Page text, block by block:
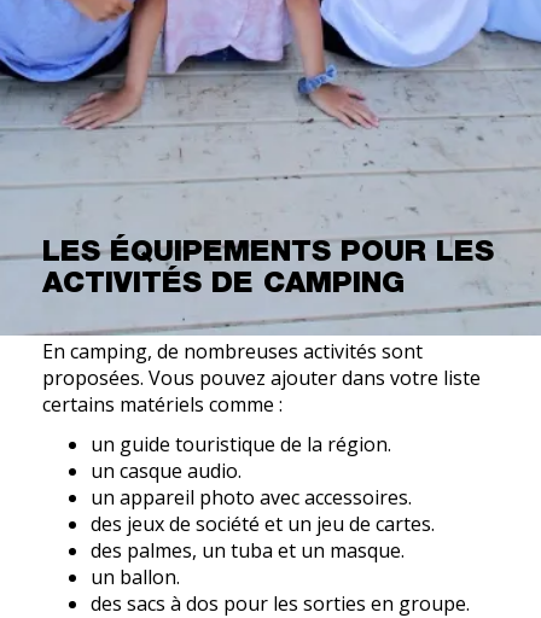
LES ÉQUIPEMENTS POUR LES
ACTIVITÉS DE CAMPING
En camping, de nombreuses activités sont
proposées. Vous pouvez ajouter dans votre liste
certains matériels comme :
un guide touristique de la région.
un casque audio.
un appareil photo avec accessoires.
des jeux de société et un jeu de cartes.
des palmes, un tuba et un masque.
un ballon.
des sacs à dos pour les sorties en groupe.